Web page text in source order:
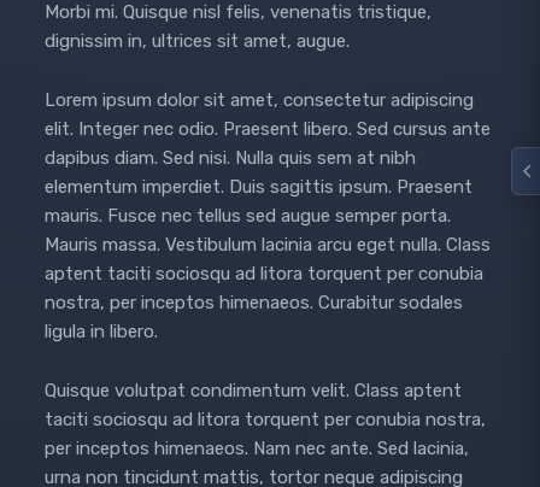
Morbi mi. Quisque nisl felis, venenatis tristique,
dignissim in, ultrices sit amet, augue.
Lorem ipsum dolor sit amet, consectetur adipiscing
elit. Integer nec odio. Praesent libero. Sed cursus ante
dapibus diam. Sed nisi. Nulla quis sem at nibh
elementum imperdiet. Duis sagittis ipsum. Praesent
mauris. Fusce nec tellus sed augue semper porta.
Mauris massa. Vestibulum lacinia arcu eget nulla. Class
aptent taciti sociosqu ad litora torquent per conubia
nostra, per inceptos himenaeos. Curabitur sodales
ligula in libero.
Quisque volutpat condimentum velit. Class aptent
taciti sociosqu ad litora torquent per conubia nostra,
per inceptos himenaeos. Nam nec ante. Sed lacinia,
urna non tincidunt mattis, tortor neque adipiscing